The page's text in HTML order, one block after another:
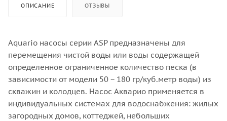
ОПИСАНИЕ ОТЗЫВЫ
Aquario насосы серии ASP предназначены для
перемещения чистой воды или воды содержащей
определенное ограниченное количество песка (в
зависимости от модели 50 ~ 180 гр/куб.метр воды) из
скважин и колодцев. Насос Акварио применяется в
индивидуальных системах для водоснабжения: жилых
загородных домов, коттеджей, небольших